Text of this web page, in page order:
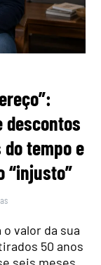
descontos
tempo e
“injusto”
valor da sua
50 anos